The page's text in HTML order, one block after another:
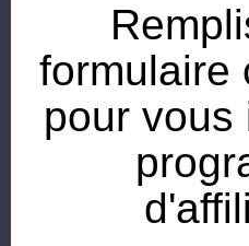
formulaire
pour vous